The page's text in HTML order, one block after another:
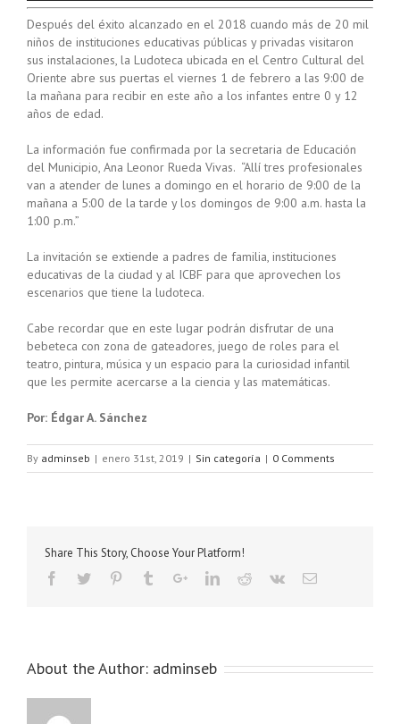
audio
Después del éxito alcanzado en el 2018 cuando más de 20 mil
niños de instituciones educativas públicas y privadas visitaron
sus instalaciones, la Ludoteca ubicada en el Centro Cultural del
Oriente abre sus puertas el viernes 1 de febrero a las 9:00 de
la mañana para recibir en este año a los infantes entre 0 y 12
años de edad.
La información fue confirmada por la secretaria de Educación
del Municipio, Ana Leonor Rueda Vivas. “Allí tres profesionales
van a atender de lunes a domingo en el horario de 9:00 de la
mañana a 5:00 de la tarde y los domingos de 9:00 a.m. hasta la
1:00 p.m.”
La invitación se extiende a padres de familia, instituciones
educativas de la ciudad y al ICBF para que aprovechen los
escenarios que tiene la ludoteca.
Cabe recordar que en este lugar podrán disfrutar de una
bebeteca con zona de gateadores, juego de roles para el
teatro, pintura, música y un espacio para la curiosidad infantil
que les permite acercarse a la ciencia y las matemáticas.
Por: Édgar A. Sánchez
By adminseb | enero 31st, 2019 | Sin categoría | 0 Comments
Share This Story, Choose Your Platform!
About the Author: adminseb